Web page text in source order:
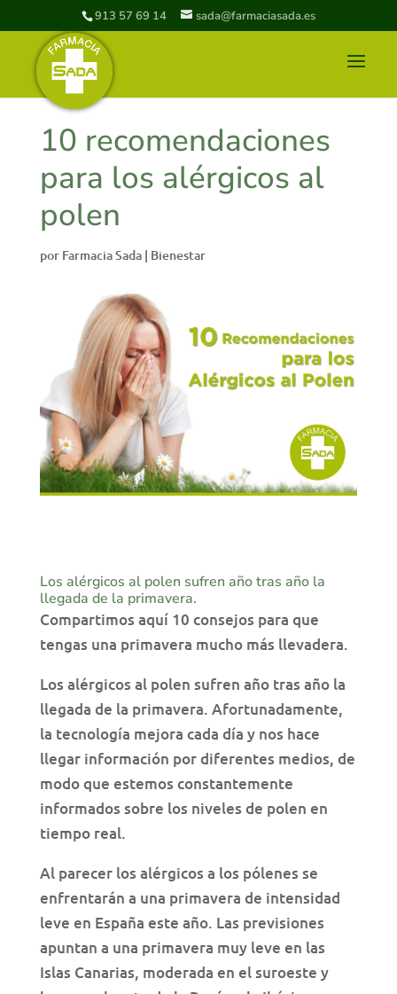
913 57 69 14 sada@farmaciasada.es
10 recomendaciones
para los alérgicos al
polen
por Farmacia Sada| Bienestar
Los alérgicos al polen sufren año tras año la
llegada de la primavera.
Compartimos aquí 10 consejos para que
tengas una primavera mucho más llevadera.
Los alérgicos al polen sufren año tras año la
llegada de la primavera. Afortunadamente,
la tecnología mejora cada día y nos hace
llegar información por diferentes medios, de
modo que estemos constantemente
informados sobre los niveles de polen en
tiempo real.
Al parecer los alérgicos a los pólenes se
enfrentarán a una primavera de intensidad
leve en España este año. Las previsiones
apuntan a una primavera muy leve en las
Islas Canarias, moderada en el suroeste y